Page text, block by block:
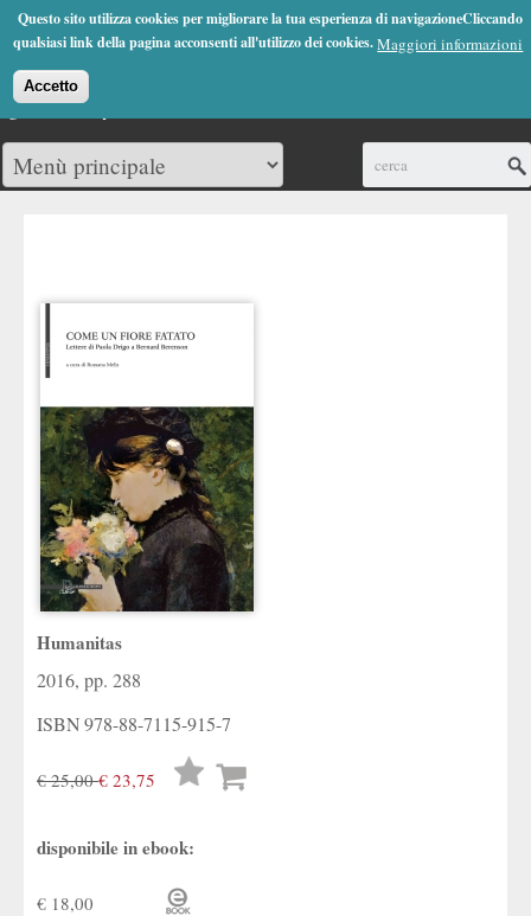
Questo sito utilizza cookies per migliorare la tua esperienza di navigazioneCliccando
qualsiasi link della pagina acconsenti all'utilizzo dei cookies.Maggiori informazioni
Accetto
Jump to Navigation
(0)
Humanitas
2016, pp. 288
ISBN978-88-7115-915-7
€ 25,00€ 23,75
Lista
disponibile in ebook:
€ 18,00